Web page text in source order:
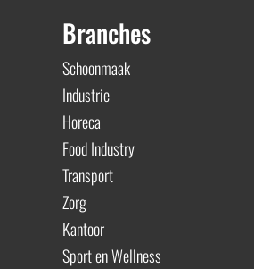
Branches
Schoonmaak
Industrie
Horeca
Food Industry
Transport
Zorg
Kantoor
Sport en Wellness